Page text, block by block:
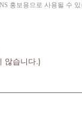
홍보용으로 사용될 수 있
않습니다.)